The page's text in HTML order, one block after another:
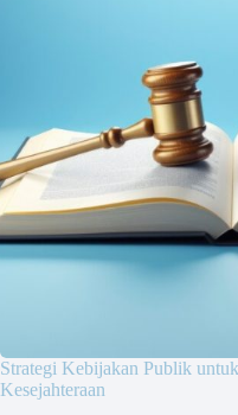
Strategi Kebijakan Publik
Kesejahteraan